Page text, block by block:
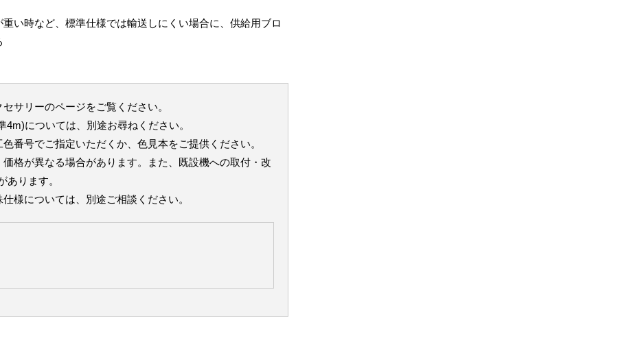
い時など、標準仕様では輸送しにくい場合に、供給用ブロ
サリーのページをご覧ください。
については、別途お尋ねください。
番号でご指定いただくか、色見本をご提供ください。
格が異なる場合があります。また、既設機への取付・改
あります。
様については、別途ご相談ください。